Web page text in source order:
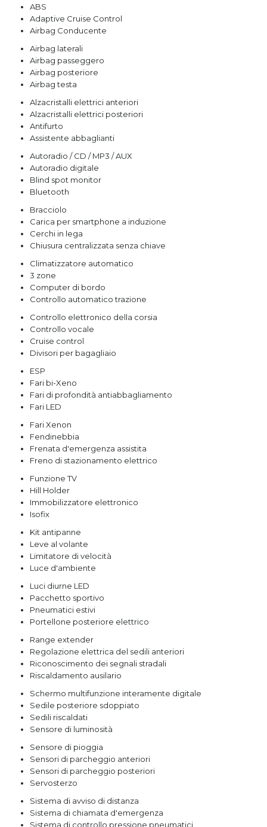
ABS
Adaptive Cruise Control
Airbag Conducente
Airbag laterali
Airbag passeggero
Airbag posteriore
Airbag testa
Alzacristalli elettrici anteriori
Alzacristalli elettrici posteriori
Antifurto
Assistente abbaglianti
Autoradio / CD / MP3 / AUX
Autoradio digitale
Blind spot monitor
Bluetooth
Bracciolo
Carica per smartphone a induzione
Cerchi in lega
Chiusura centralizzata senza chiave
Climatizzatore automatico
3 zone
Computer di bordo
Controllo automatico trazione
Controllo elettronico della corsia
Controllo vocale
Cruise control
Divisori per bagagliaio
ESP
Fari bi-Xeno
Fari di profondità antiabbagliamento
Fari LED
Fari Xenon
Fendinebbia
Frenata d'emergenza assistita
Freno di stazionamento elettrico
Funzione TV
Hill Holder
Immobilizzatore elettronico
Isofix
Kit antipanne
Leve al volante
Limitatore di velocità
Luce d'ambiente
Luci diurne LED
Pacchetto sportivo
Pneumatici estivi
Portellone posteriore elettrico
Range extender
Regolazione elettrica del sedili anteriori
Riconoscimento dei segnali stradali
Riscaldamento ausilario
Schermo multifunzione interamente digitale
Sedile posteriore sdoppiato
Sedili riscaldati
Sensore di luminosità
Sensore di pioggia
Sensori di parcheggio anteriori
Sensori di parcheggio posteriori
Servosterzo
Sistema di avviso di distanza
Sistema di chiamata d'emergenza
Sistema di controllo pressione pneumatici